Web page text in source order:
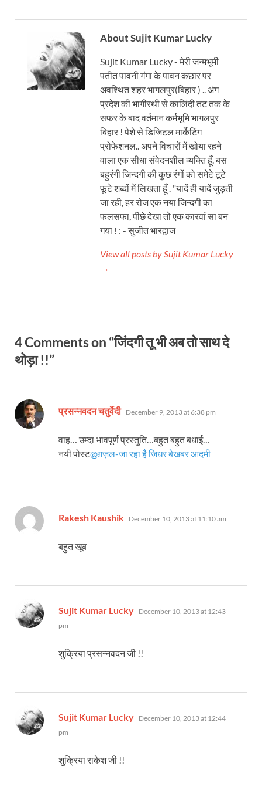
About Sujit Kumar Lucky
Sujit Kumar Lucky - मेरी जन्मभूमी
पतीत पावनी गंगा के पावन कछार पर
अवश्थित शहर भागलपुर(बिहार ) .. अंग
प्रदेश की भागीरथी से कालिंदी तट तक के
सफर के बाद वर्तमान कर्मभूमि भागलपुर
बिहार ! पेशे से डिजिटल मार्केटिंग
प्रोफेशनल.. अपने विचारों में खोया रहने
वाला एक सीधा संवेदनशील व्यक्ति हूँ. बस
बहुरंगी जिन्दगी की कुछ रंगों को समेटे टूटे
फूटे शब्दों में लिखता हूँ . "यादें ही यादें जुड़ती
जा रही, हर रोज एक नया जिन्दगी का
फलसफा, पीछे देखा तो एक कारवां सा बन
गया ! : - सुजीत भारद्वाज
View all posts by Sujit Kumar Lucky
→
4 Comments on “जिंदगी तू भी अब तो साथ दे
थोड़ा !!”
प्रसन्नवदन चतुर्वेदी says:
December 9, 2013 at 6:38 pm
वाह… उम्दा भावपूर्ण प्रस्तुति…बहुत बहुत बधाई…
नयी पोस्ट@ग़ज़ल-जा रहा है जिधर बेखबर आदमी
Rakesh Kaushik says:
December 10, 2013 at 11:10 am
बहुत खूब
Sujit Kumar Lucky says:
December 10, 2013 at 12:43
pm
शुक्रिया प्रसन्नवदन जी !!
Sujit Kumar Lucky says:
December 10, 2013 at 12:44
pm
शुक्रिया राकेश जी !!